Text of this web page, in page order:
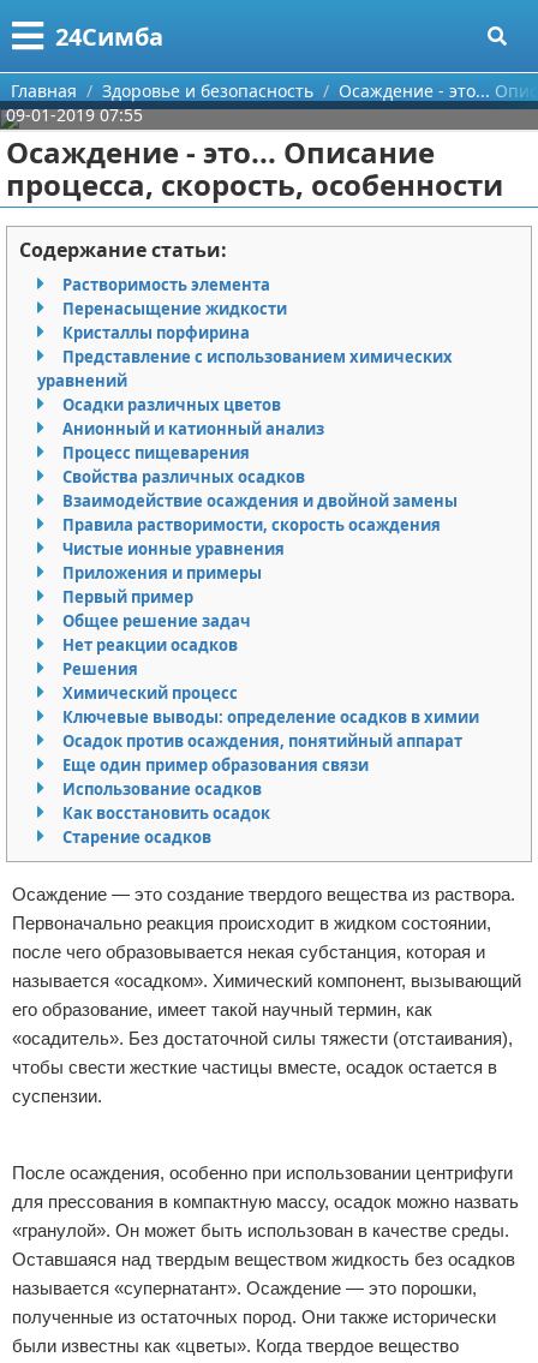
24Симба
Меню
Главная
Категории
Государство и право
Причинение вреда
Иммиграция
Здоровье и безопасность
Авторские права
Поиск
О проекте
Контакты
Сотрудничество
Размещение рекламы
Для правообладателей
Условия предоставления информации
Отказ от ответственности
Главная Здоровье и безопасность
Осаждение - это...
09-01-2019 07:55
Осаждение - это... Описание
процесса, скорость, особенности
Содержание статьи:
Растворимость элемента
Перенасыщение жидкости
Кристаллы порфирина
Представление с использованием химических
уравнений
Осадки различных цветов
Анионный и катионный анализ
Процесс пищеварения
Свойства различных осадков
Взаимодействие осаждения и двойной замены
Правила растворимости, скорость осаждения
Чистые ионные уравнения
Приложения и примеры
Первый пример
Общее решение задач
Нет реакции осадков
Решения
Химический процесс
Ключевые выводы: определение осадков в химии
Осадок против осаждения, понятийный аппарат
Еще один пример образования связи
Использование осадков
Как восстановить осадок
Старение осадков
Осаждение — это создание твердого вещества из раствора.
Первоначально реакция происходит в жидком состоянии,
после чего образовывается некая субстанция, которая и
называется «осадком». Химический компонент, вызывающий
его образование, имеет такой научный термин, как
«осадитель». Без достаточной силы тяжести (отстаивания),
чтобы свести жесткие частицы вместе, осадок остается в
суспензии.
После осаждения, особенно при использовании центрифуги
для прессования в компактную массу, осадок можно назвать
«гранулой». Он может быть использован в качестве среды.
Оставшаяся над твердым веществом жидкость без осадков
называется «супернатант». Осаждение — это порошки,
полученные из остаточных пород. Они также исторически
были известны как «цветы». Когда твердое вещество